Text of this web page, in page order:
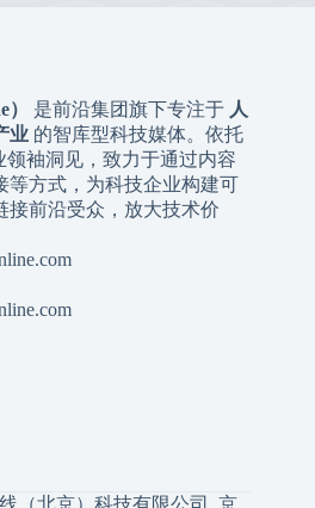
是前沿集团旗下专注于 人
业 的智库型科技媒体。依托
领袖洞见，致力于通过内容
等方式，为科技企业构建可
接前沿受众，放大技术价
（北京）科技有限公司京